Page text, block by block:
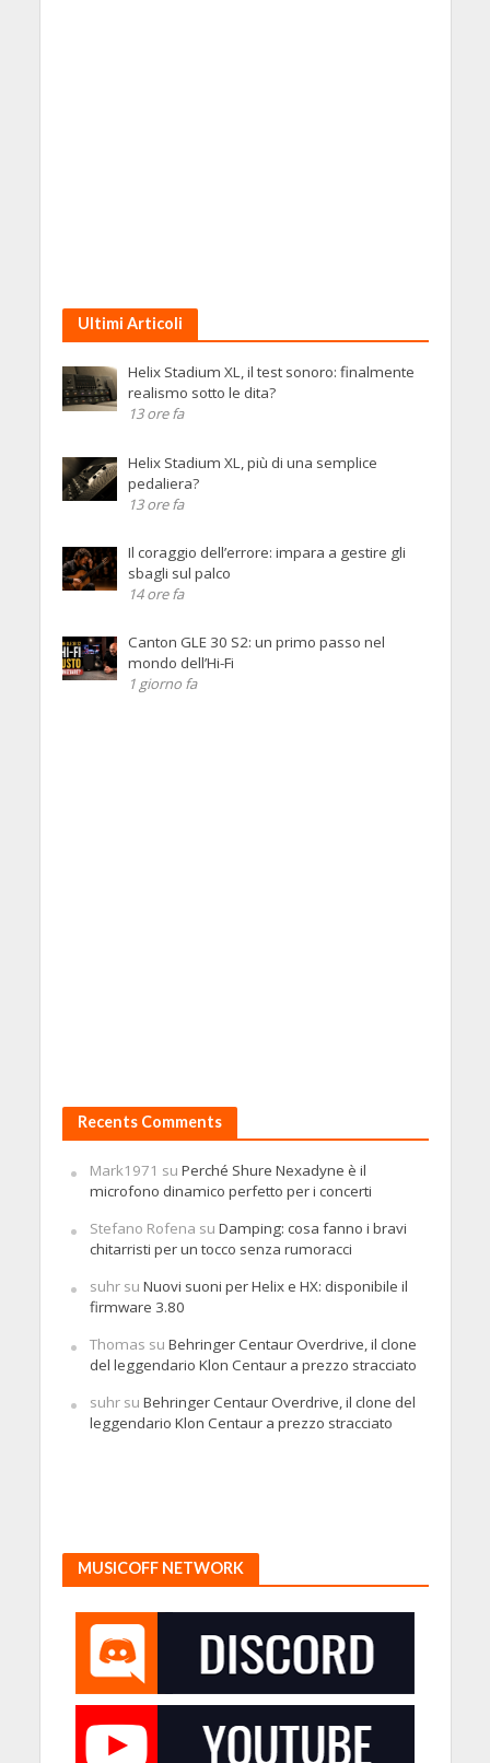
Ultimi Articoli
Helix Stadium XL, il test sonoro: finalmente
realismo sotto le dita?
13 ore fa
Helix Stadium XL, più di una semplice
pedaliera?
13 ore fa
Il coraggio dell’errore: impara a gestire gli
sbagli sul palco
14 ore fa
Canton GLE 30 S2: un primo passo nel
mondo dell’Hi-Fi
1 giorno fa
Recents Comments
Mark1971 su Perché Shure Nexadyne è il
microfono dinamico perfetto per i concerti
Stefano Rofena su Damping: cosa fanno i bravi
chitarristi per un tocco senza rumoracci
suhrsu Nuovi suoni per Helix e HX: disponibile il
firmware 3.80
Thomas su Behringer Centaur Overdrive, il clone
del leggendario Klon Centaur a prezzo stracciato
suhrsu Behringer Centaur Overdrive, il clone del
leggendario Klon Centaur a prezzo stracciato
MUSICOFF NETWORK